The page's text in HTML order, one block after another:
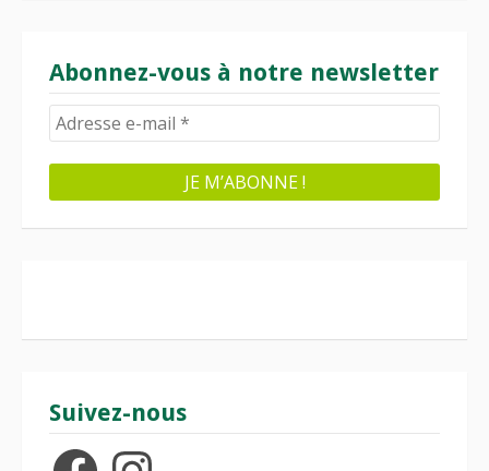
Abonnez-vous à notre newsletter
Suivez-nous
FacebookInstagram